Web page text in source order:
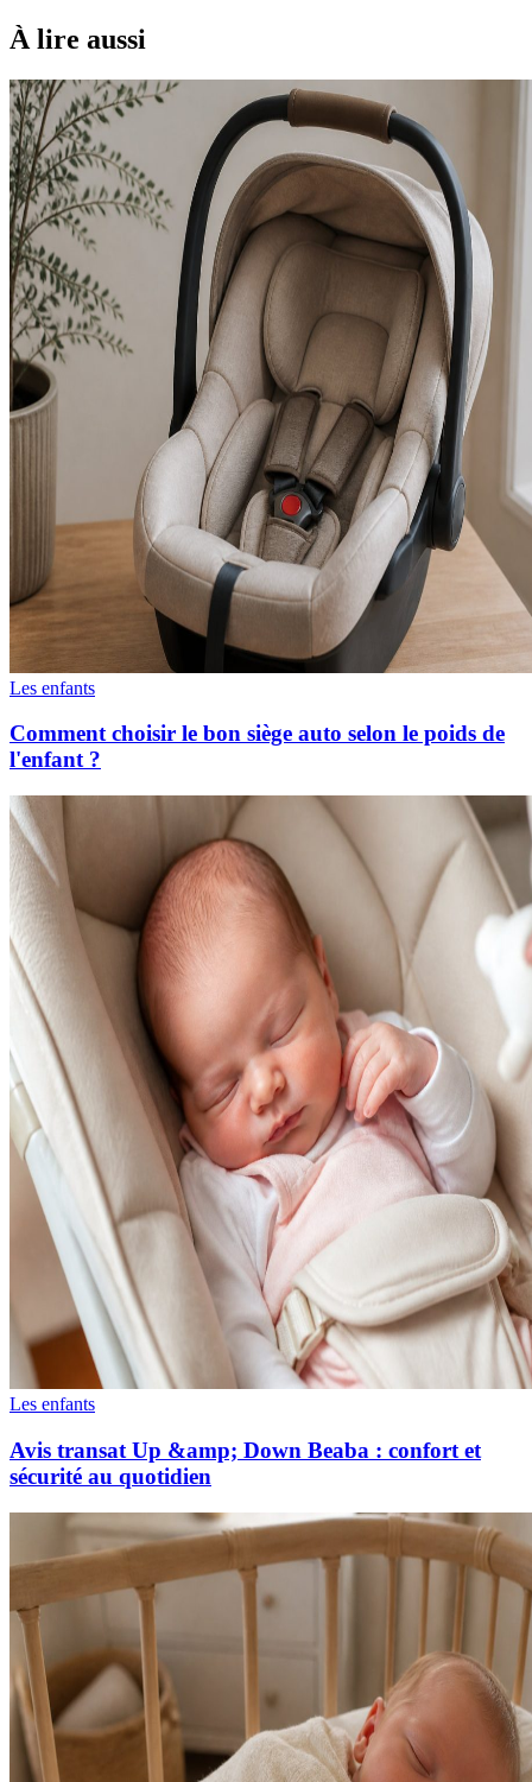
À lire aussi
Les enfants
Comment choisir le bon siège auto selon le poids de
l'enfant ?
Les enfants
Avis transat Up &amp; Down Beaba : confort et
sécurité au quotidien